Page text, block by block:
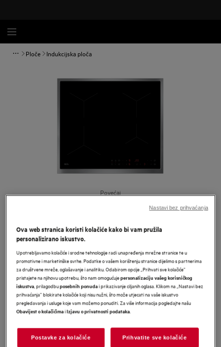
Ploče Indukcijska ploča
Povećaj
TN64IA00XB
AEG 5000 osnovna ugradbena
indukcijska ploča 60 cm
Informacijski list proizvoda
2023/988 navedeni su u poglavljima 1 i 2 korisničkog priručnika.
Za sigurno korištenje proizvoda pročitajte cijeli korisnički
priručnik.
Ova web stranica koristi kolačiće kako bi vam pružila
personalizirano iskustvo.
Upotrebljavamo kolačiće i srodne tehnologije radi unapređenja mrežne stranice te u
promotivne i marketinške svrhe. Podatke o vašem korištenju stranice dijelimo s partnerima
za društvene mreže, oglašavanje i analitiku. Odabirom opcije „Prihvati sve kolačiće”
pristajete na njihovu upotrebu, što nam omogućujepersonalizaciju vašeg korisničkog
iskustva, prilagodbuposebnih ponudai prikazivanje ciljanih oglasa. Klikom na „Nastavi bez
prihvaćanja” blokirate kolačiće koji nisu nužni, što može utjecati na vaše iskustvo
pregledavanja i usluge koje vam možemo ponuditi. Za više informacija pogledajte našu
Obavijest o kolačićimaiIzjavu o privatnosti podataka.
Postavke za kolačiće Prihvatite sve kolačiće
Nastavi bez prihvaćanja